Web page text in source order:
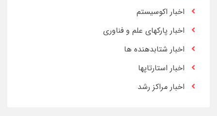
اخبار اکوسیستم
اخبار پارکهای علم و فناوری
اخبار شتابدهنده ها
اخبار استارتاپها
اخبار مراکز رشد